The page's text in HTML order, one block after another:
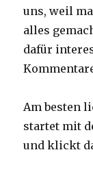
uns, weil
alles
dafür
Am besten
startet mit
und klickt